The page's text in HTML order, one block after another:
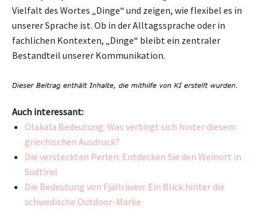
Vielfalt des Wortes „Dinge“ und zeigen, wie flexibel es in
unserer Sprache ist. Ob in der Alltagssprache oder in
fachlichen Kontexten, „Dinge“ bleibt ein zentraler
Bestandteil unserer Kommunikation.
Auch interessant:
Olakala Bedeutung: Was verbirgt sich hinter diesem
griechischen Ausdruck?
Die versteckten Perlen: Entdecken Sie den Weinort in
Südtirol
Die Bedeutung von Fjällräven: Ein Blick hinter die
schwedische Outdoor-Marke